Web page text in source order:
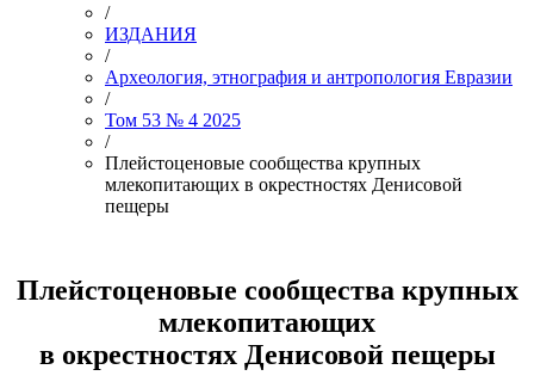
/
ИЗДАНИЯ
/
Археология, этнография и антропология Евразии
/
Том 53 № 4 2025
/
Плейстоценовые сообщества крупных
млекопитающих в окрестностях Денисовой
пещеры
Плейстоценовые сообщества крупных
млекопитающих
в окрестностях Денисовой пещеры